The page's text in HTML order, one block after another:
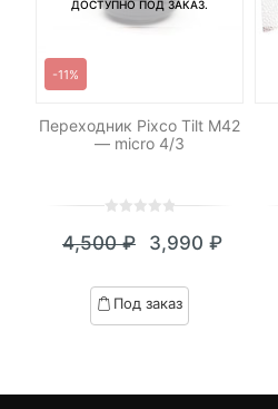
ДОСТУПНО ПОД ЗАКАЗ.
-11%
Переходник Pixco Tilt M42
— micro 4/3
out
based
on
4,500₽
цена
составляла
3,990 ₽
Текущая
цена:
3,990 ₽.
Под заказ